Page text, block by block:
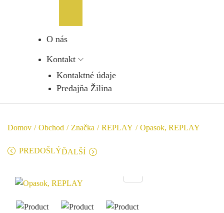
O nás
Kontakt
Kontaktné údaje
Predajňa Žilina
Domov / Obchod / Značka / REPLAY / Opasok, REPLAY
PREDOŠLÝĎALŠÍ